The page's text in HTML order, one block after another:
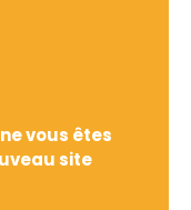
vous êtes
site